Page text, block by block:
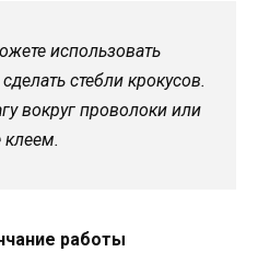
использовать
стебли крокусов.
вокруг проволоки или
клеем.
работы